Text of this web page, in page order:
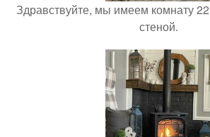
Здравствуйте, мы имеем комнату 22
стеной.